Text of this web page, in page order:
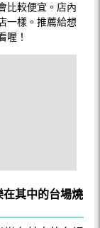
比較便宜。店內
一樣。推薦給想
喔！
在其中的台場燒